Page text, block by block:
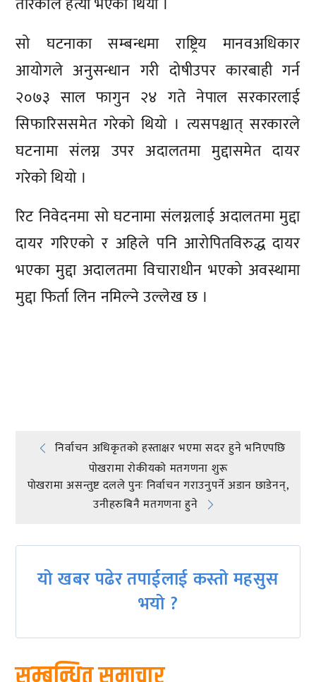
सो घटनाका सम्बन्धमा राष्ट्रिय मानवअधिकार
आयोगले अनुसन्धान गरी दोषीउपर कारबाही गर्न
२०७३ साल फागुन २४ गते नेपाल सरकारलाई
सिफारिससमेत गरेको थियो । त्यसपश्चात् सरकारले
घटनामा संलग्न उपर अदालतमा मुद्दासमेत दायर
गरेको थियो ।
रिट निवेदनमा सो घटनामा संलग्नलाई अदालतमा मुद्दा
दायर गरिएको र अहिले पनि आरोपितविरुद्ध दायर
भएका मुद्दा अदालतमा विचाराधीन भएको अवस्थामा
मुद्दा फिर्ता लिन नमिल्ने उल्लेख छ ।
Post
navigation
निर्वाचन अधिकृतको हस्ताक्षर भएमा सदर हुने भनिएपछि
पाेखरामा राेकीयकाे मतगणना शुरू
पोखरामा असन्तुष्ट दलले पुनः निर्वाचन गराउनुपर्ने अडान छाडेनन्,
उनीहरुबिनै मतगणना हुने
यो खबर पढेर तपाईलाई कस्तो महसुस
भयो ?